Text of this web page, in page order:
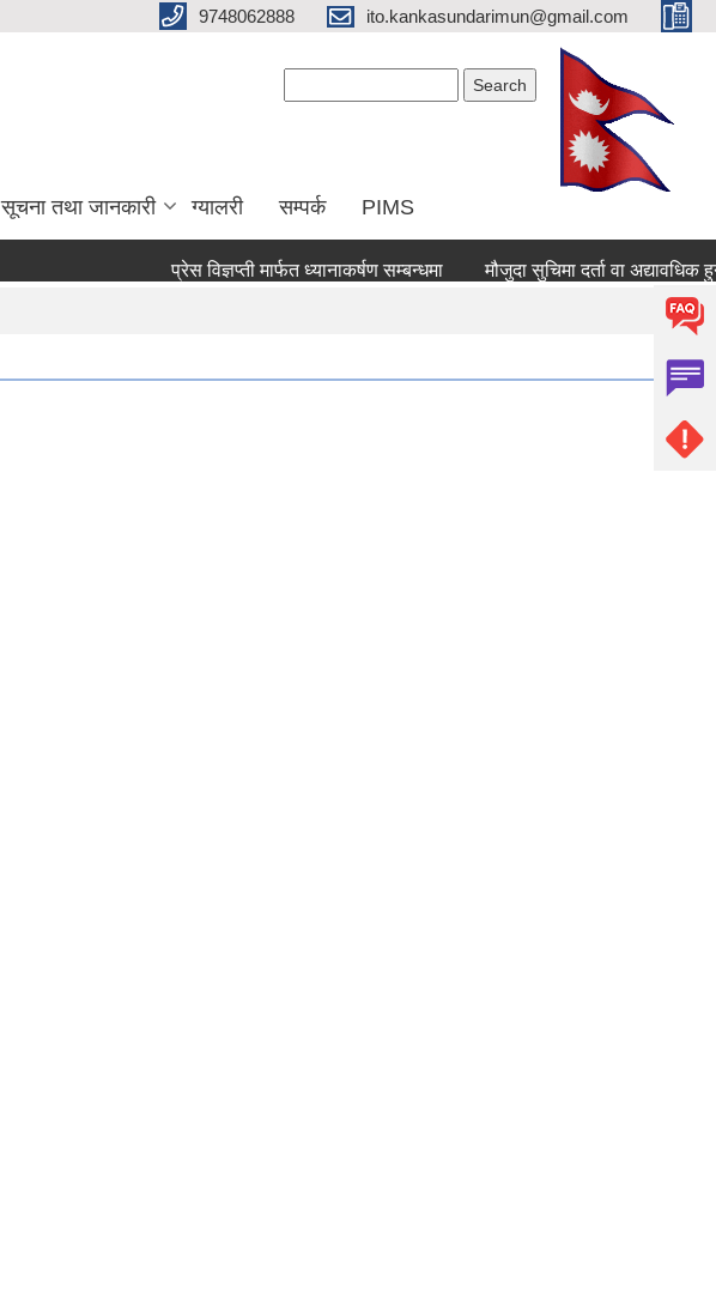
9748062888 ito.kankasundarimun@gmail.com
सूचना तथा जानकारी ग्यालरी सम्पर्क PIMS
प्रेस विज्ञप्ती मार्फत ध्यानाकर्षण सम्बन्धमा मौजुदा सुचिमा दर्ता वा अद्यावधिक हुने